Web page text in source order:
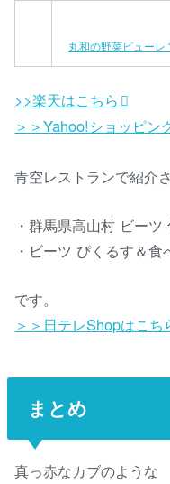
丸和の野菜ピューレ
>>楽天はこちら
＞＞Yahoo!ショッピン
青空レストランで紹介
・群馬県高山村 ビー
・ビーツ ぴくるす＆
です。
＞＞日テレShopはこち
まとめ
真っ赤なカブのような